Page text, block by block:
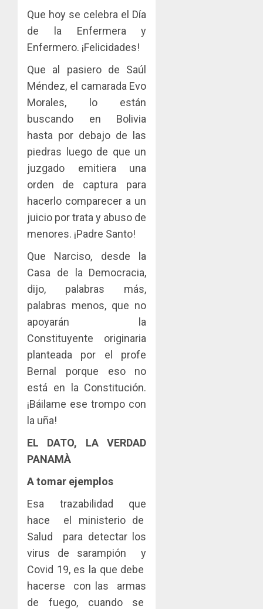
Que hoy se celebra el Día
de la Enfermera y
Enfermero. ¡Felicidades!
Que al pasiero de Saúl
Méndez, el camarada Evo
Morales, lo están
buscando en Bolivia
hasta por debajo de las
piedras luego de que un
juzgado emitiera una
orden de captura para
hacerlo comparecer a un
juicio por trata y abuso de
menores. ¡Padre Santo!
Que Narciso, desde la
Casa de la Democracia,
dijo, palabras más,
palabras menos, que no
apoyarán la
Constituyente originaria
planteada por el profe
Bernal porque eso no
está en la Constitución.
¡Báilame ese trompo con
la uña!
EL DATO, LA VERDAD
PANAMÀ
A tomar ejemplos
Esa trazabilidad que
hace el ministerio de
Salud para detectar los
virus de sarampión y
Covid 19, es la que debe
hacerse con las armas
de fuego, cuando se